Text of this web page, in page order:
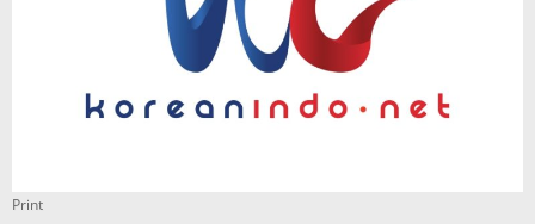
Print